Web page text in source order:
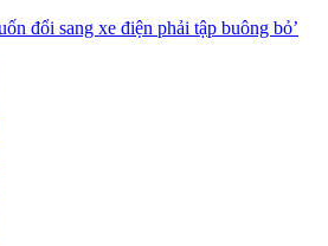
đổi sang xe điện phải tập buông bỏ’